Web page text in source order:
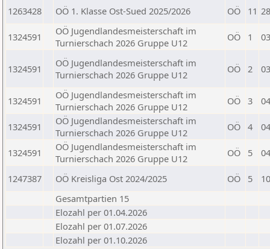
1263428 OÖ 1. Klasse Ost-Sued 2025/2026 OÖ 11
1324591
OÖ Jugendlandesmeisterschaft im
Turnierschach 2026 Gruppe U12
OÖ 1
1324591
OÖ Jugendlandesmeisterschaft im
Turnierschach 2026 Gruppe U12
OÖ 2
1324591
OÖ Jugendlandesmeisterschaft im
Turnierschach 2026 Gruppe U12
OÖ 3
1324591
OÖ Jugendlandesmeisterschaft im
Turnierschach 2026 Gruppe U12
OÖ 4
1324591
OÖ Jugendlandesmeisterschaft im
Turnierschach 2026 Gruppe U12
OÖ 5
1247387 OÖ Kreisliga Ost 2024/2025 OÖ 5
Gesamtpartien 15
Elozahl per 01.04.2026
Elozahl per 01.07.2026
Elozahl per 01.10.2026